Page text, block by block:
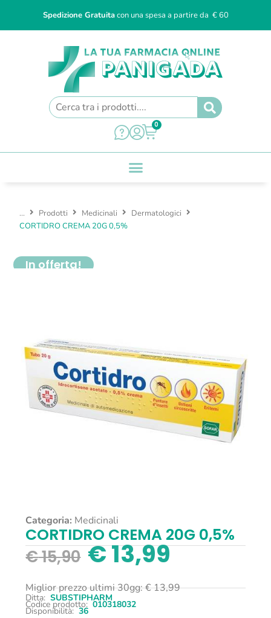
Spedizione Gratuitacon una spesa a partire da € 60
0
... Prodotti Medicinali
Dermatologici
CORTIDRO CREMA 20G 0,5%
In offerta!
Categoria: Medicinali
CORTIDRO CREMA 20G 0,5%
€15,90 €13,99
Miglior prezzo ultimi 30gg:€13,99
Ditta: SUBSTIPHARM
Codice prodotto: 010318032
Disponibilità: 36